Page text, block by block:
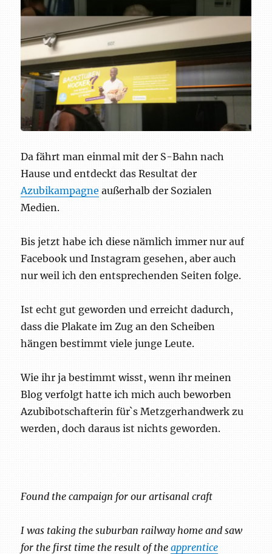
Da fährt man einmal mit der S-Bahn nach
Hause und entdeckt das Resultat der
Azubikampagne außerhalb der Sozialen
Medien.
Bis jetzt habe ich diese nämlich immer nur auf
Facebook und Instagram gesehen, aber auch
nur weil ich den entsprechenden Seiten folge.
Ist echt gut geworden und erreicht dadurch,
dass die Plakate im Zug an den Scheiben
hängen bestimmt viele junge Leute.
Wie ihr ja bestimmt wisst, wenn ihr meinen
Blog verfolgt hatte ich mich auch beworben
Azubibotschafterin für`s Metzgerhandwerk zu
werden, doch daraus ist nichts geworden.
Found the campaign for our artisanal craft
I was taking the suburban railway home and saw
for the first time the result of theapprentice